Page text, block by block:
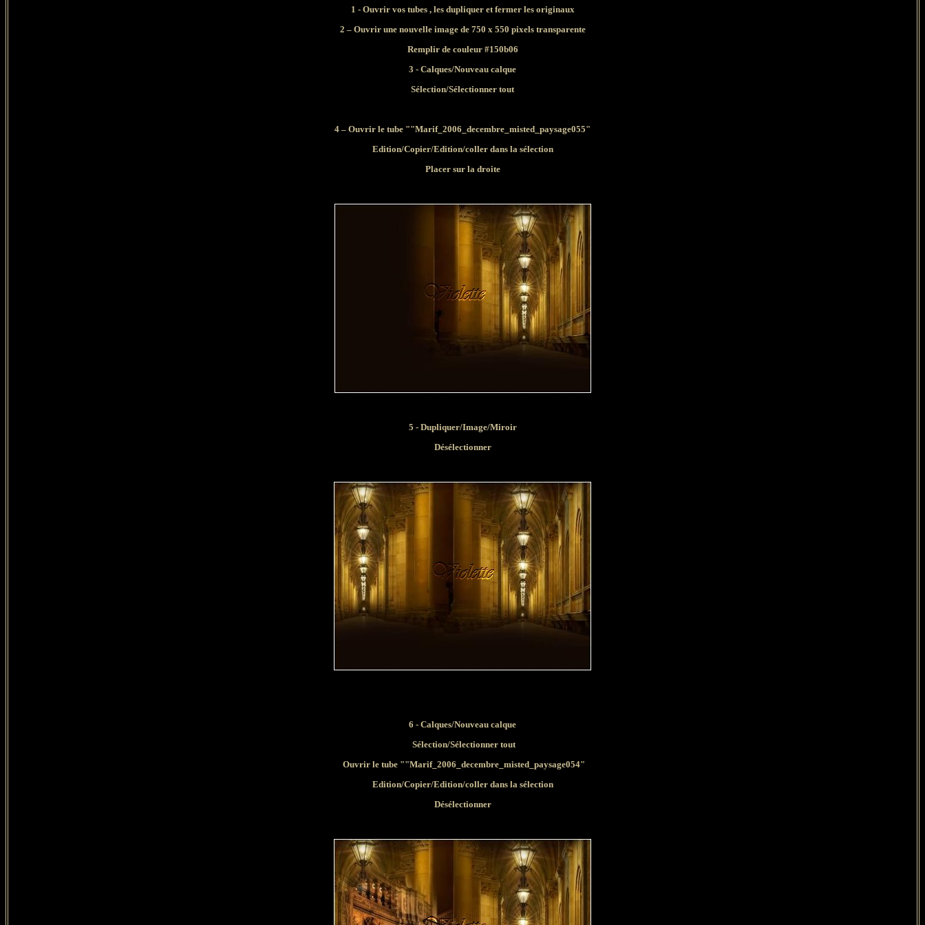
1 - Ouvrir vos tubes , les dupliquer et fermer les originaux
2 – Ouvrir une nouvelle image de 750 x 550 pixels transparente
Remplir de couleur #150b06
3 - Calques/Nouveau calque
Sélection/Sélectionner tout
4 – Ouvrir le tube ""Marif_2006_decembre_misted_paysage055"
Edition/Copier/Edition/coller dans la sélection
Placer sur la droite
5 - Dupliquer/Image/Miroir
Désélectionner
6 - Calques/Nouveau calque
Sélection/Sélectionner tout
Ouvrir le tube ""Marif_2006_decembre_misted_paysage054"
Edition/Copier/Edition/coller dans la sélection
Désélectionner